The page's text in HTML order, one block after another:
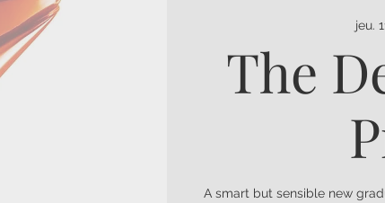
jeu.
The
A smart but sensible new